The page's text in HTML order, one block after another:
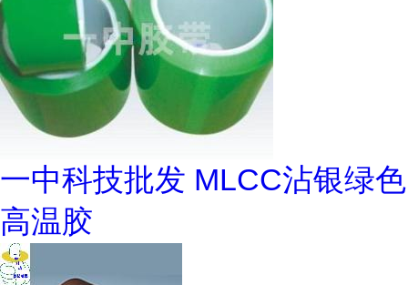
一中科技批发 MLCC沾银绿色
高温胶